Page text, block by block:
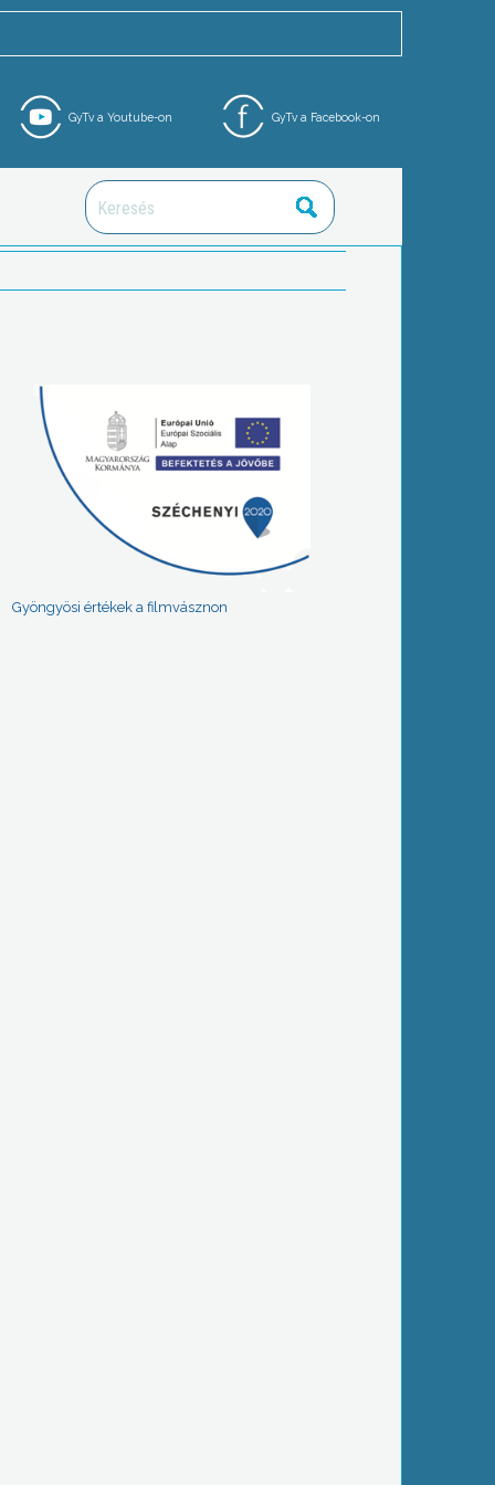
GyTv a Facebook-on
GyTv a Youtube-on
Gyöngyösi értékek a filmvásznon